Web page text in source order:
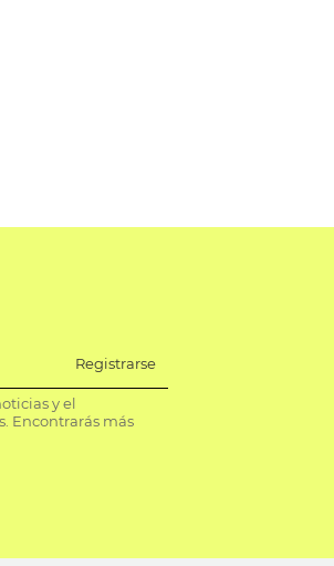
Registrarse
y el
Encontrarás más